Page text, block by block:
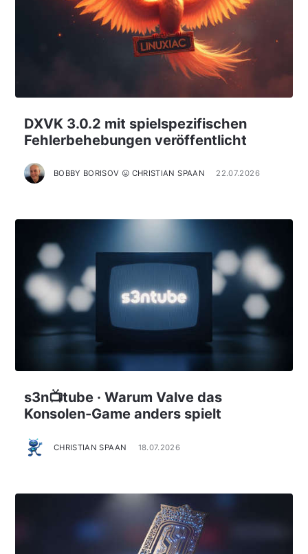
DXVK 3.0.2 mit spielspezifischen
Fehlerbehebungen veröffentlicht
BOBBY BORISOV 😛 CHRISTIAN SPAAN 22.07.2026
s3n📺tube · Warum Valve das
Konsolen-Game anders spielt
CHRISTIAN SPAAN 18.07.2026